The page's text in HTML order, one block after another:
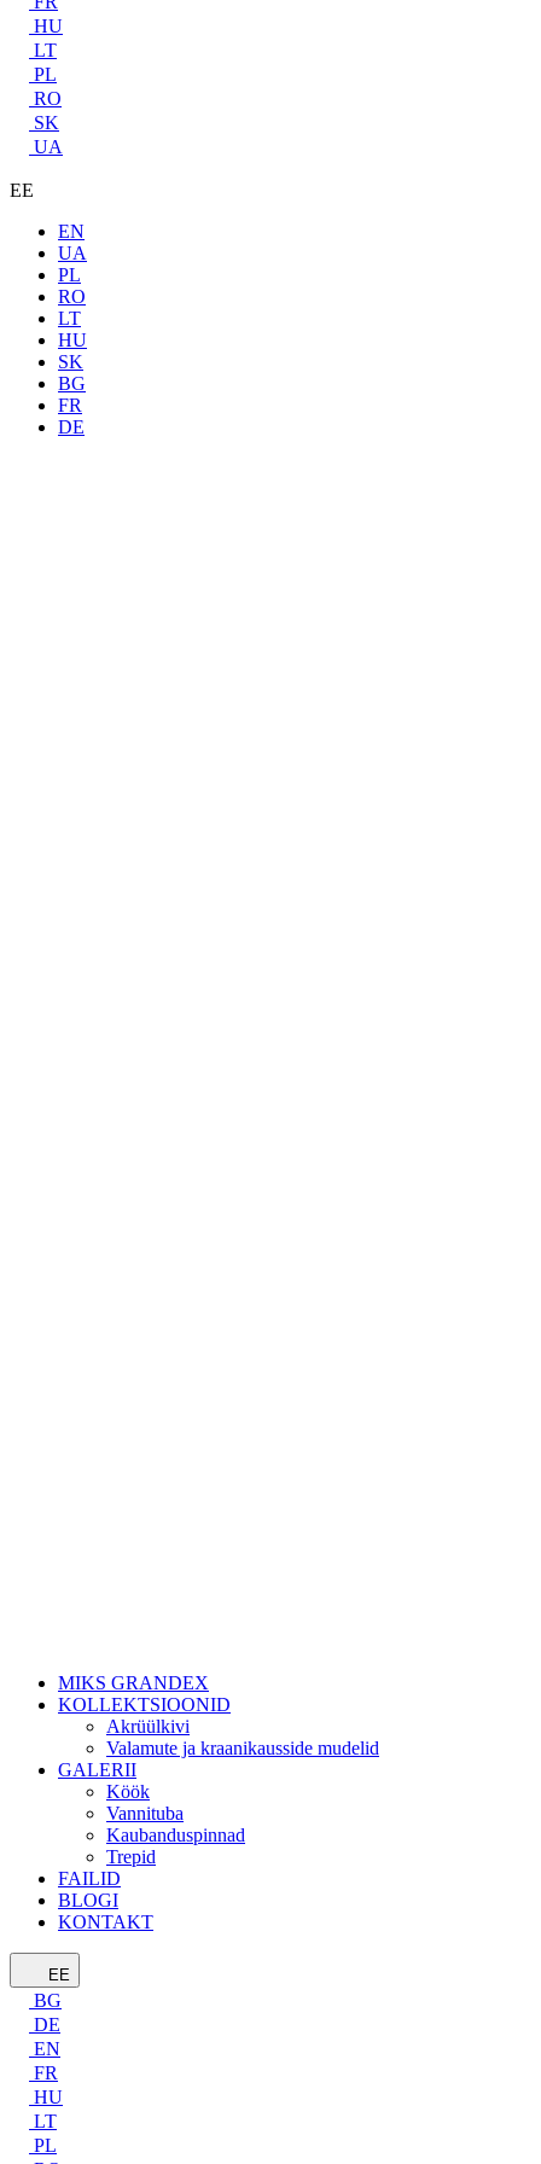
HU
LT
PL
RO
SK
UA
EE
EN
UA
PL
RO
LT
HU
SK
BG
FR
DE
MIKS GRANDEX
KOLLEKTSIOONID
Akrüülkivi
Valamute ja kraanikausside mudelid
GALERII
Köök
Vannituba
Kaubanduspinnad
Trepid
FAILID
BLOGI
KONTAKT
EE
BG
DE
EN
FR
HU
LT
PL